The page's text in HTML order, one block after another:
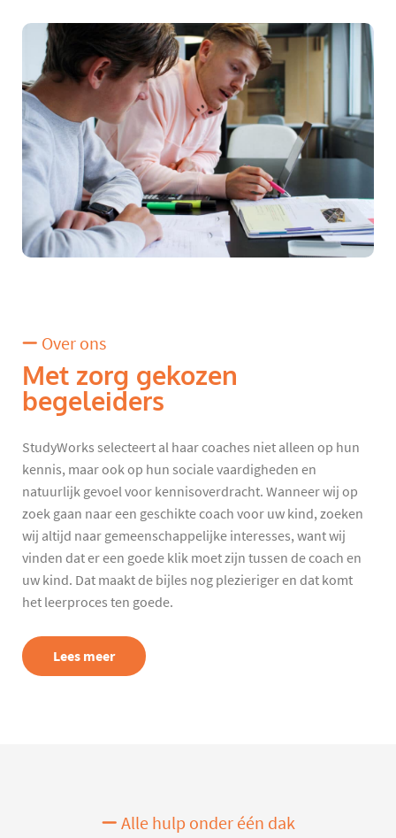
Over ons
Met zorg gekozen
begeleiders
StudyWorks selecteert al haar coaches niet alleen op hun
kennis, maar ook op hun sociale vaardigheden en
natuurlijk gevoel voor kennisoverdracht. Wanneer wij op
zoek gaan naar een geschikte coach voor uw kind, zoeken
wij altijd naar gemeenschappelijke interesses, want wij
vinden dat er een goede klik moet zijn tussen de coach en
uw kind. Dat maakt de bijles nog plezieriger en dat komt
het leerproces ten goede.
Lees meer
Alle hulp onder één dak